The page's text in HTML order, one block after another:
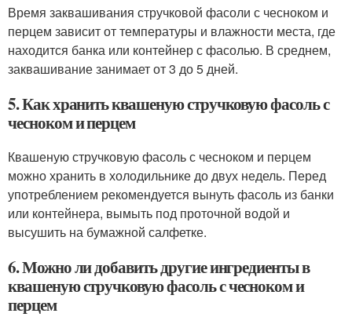
Время заквашивания стручковой фасоли с чесноком и
перцем зависит от температуры и влажности места, где
находится банка или контейнер с фасолью. В среднем,
заквашивание занимает от 3 до 5 дней.
5. Как хранить квашеную стручковую фасоль с
чесноком и перцем
Квашеную стручковую фасоль с чесноком и перцем
можно хранить в холодильнике до двух недель. Перед
употреблением рекомендуется вынуть фасоль из банки
или контейнера, вымыть под проточной водой и
высушить на бумажной салфетке.
6. Можно ли добавить другие ингредиенты в
квашеную стручковую фасоль с чесноком и
перцем